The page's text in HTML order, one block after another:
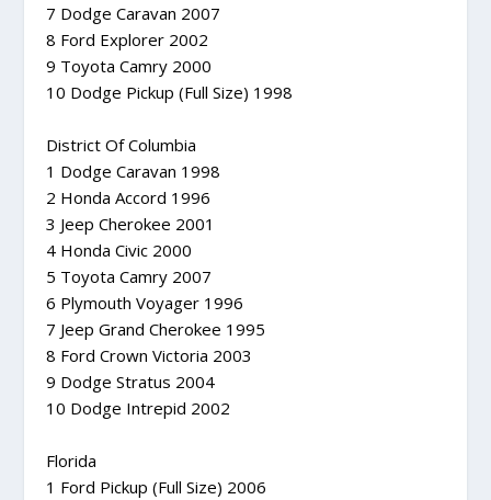
7 Dodge Caravan 2007
8 Ford Explorer 2002
9 Toyota Camry 2000
10 Dodge Pickup (Full Size) 1998
District Of Columbia
1 Dodge Caravan 1998
2 Honda Accord 1996
3 Jeep Cherokee 2001
4 Honda Civic 2000
5 Toyota Camry 2007
6 Plymouth Voyager 1996
7 Jeep Grand Cherokee 1995
8 Ford Crown Victoria 2003
9 Dodge Stratus 2004
10 Dodge Intrepid 2002
Florida
1 Ford Pickup (Full Size) 2006